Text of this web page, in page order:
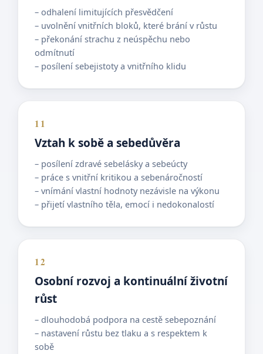
– odhalení limitujících přesvědčení
– uvolnění vnitřních bloků, které brání v růstu
– překonání strachu z neúspěchu nebo
odmítnutí
– posílení sebejistoty a vnitřního klidu
11
Vztah k sobě a sebedůvěra
– posílení zdravé sebelásky a sebeúcty
– práce s vnitřní kritikou a sebenáročností
– vnímání vlastní hodnoty nezávisle na výkonu
– přijetí vlastního těla, emocí i nedokonalostí
12
Osobní rozvoj a kontinuální životní
růst
– dlouhodobá podpora na cestě sebepoznání
– nastavení růstu bez tlaku a s respektem k
sobě